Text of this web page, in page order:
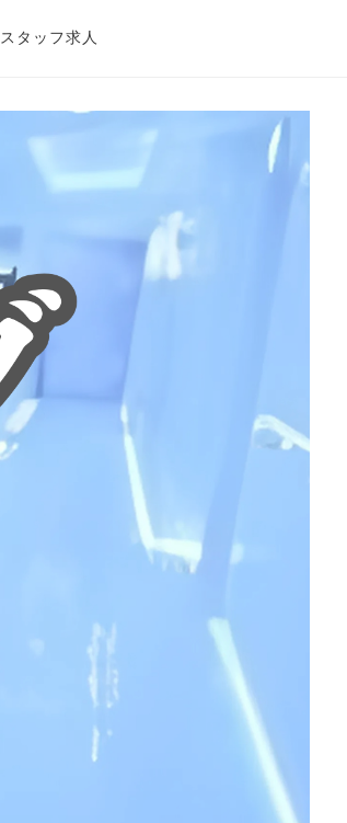
スタッフ求人